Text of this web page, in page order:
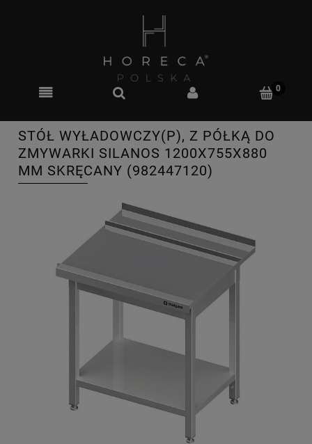
STÓŁ WYŁADOWCZY(P), Z PÓŁKĄ DO
ZMYWARKI SILANOS 1200X755X880
MM SKRĘCANY (982447120)